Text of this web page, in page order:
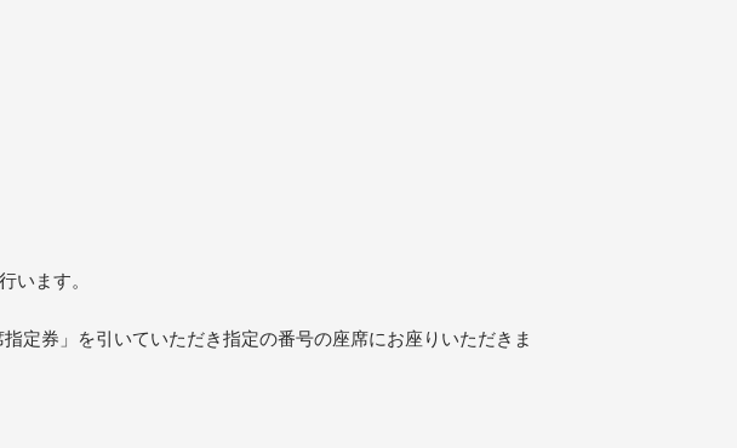
ます。
定券」を引いていただき指定の番号の座席にお座りいただきま